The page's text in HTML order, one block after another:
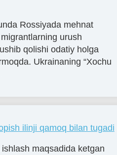
Rossiyada mehnat
urush
qolishi odatiy holga
Ukrainaning “Xochu
ilinji qamoq bilan tugadi
maqsadida ketgan